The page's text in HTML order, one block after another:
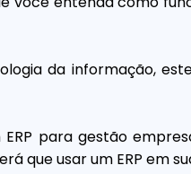
da informação,
para gestão
que usar um ERP em